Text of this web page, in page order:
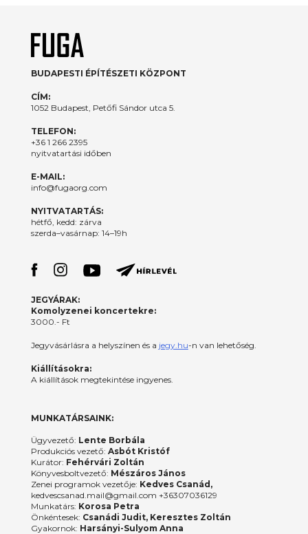
BUDAPESTI ÉPÍTÉSZETI KÖZPONT
CÍM:
1052 Budapest, Petőfi Sándor utca 5.
TELEFON:
+36 1 266 2395
nyitvatartási időben
E-MAIL:
info@fugaorg.com
NYITVATARTÁS:
hétfő, kedd: zárva
szerda–vasárnap: 14–19h
JEGYÁRAK:
Komolyzenei koncertekre:
3000.- Ft
Jegyvásárlásra a helyszínen és a jegy.hu-n van lehetőség.
Kiállításokra:
A kiállítások megtekintése ingyenes.
MUNKATÁRSAINK:
Ügyvezető: Lente Borbála
Produkciós vezető: Asbót Kristóf
Kurátor: Fehérvári Zoltán
Könyvesboltvezető: Mészáros János
Zenei programok vezetője: Kedves Csanád,
kedvescsanad.mail@gmail.com +36307036129
Munkatárs: Korosa Petra
Önkéntesek: Csanádi Judit, Keresztes Zoltán
Gyakornok: Harsányi-Sulyom Anna